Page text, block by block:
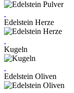
Edelstein Herze
Kugeln
Edelstein Oliven